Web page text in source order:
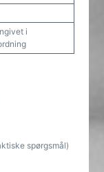
i
spørgsmål)